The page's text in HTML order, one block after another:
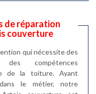
de réparation
couverture
qui nécessite des
compétences
de la toiture. Ayant
dans le métier, notre